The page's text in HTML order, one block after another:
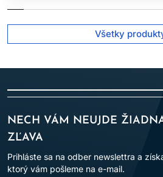
Po aplikácii vlasy dôkladne
Dodržiavanie uvedených pokynov
Všetky
NECH VÁM NEUJDE
ZĽAVA
Prihláste sa na odber newslettra a
ktorý vám pošleme na e-mail.